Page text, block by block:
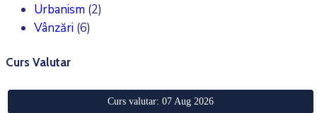
Urbanism (2)
Vânzări (6)
Curs Valutar
Curs valutar: 07 Aug 2026